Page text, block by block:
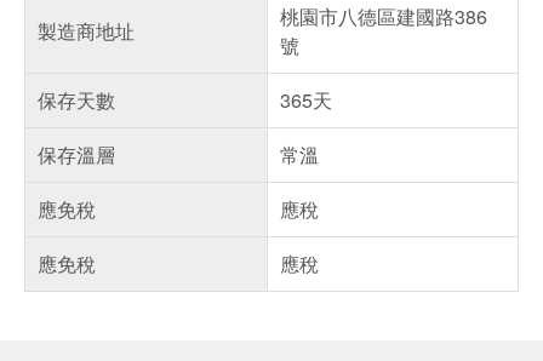
製造商地址
桃園市八德區建國路386
號
保存天數
365天
保存溫層
常溫
應免稅
應稅
應免稅
應稅